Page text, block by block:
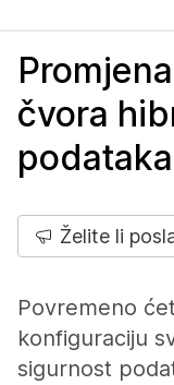
čvora
podataka
Želite li
Povremeno
konfiguraciju
sigurnost